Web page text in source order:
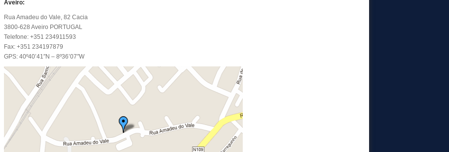
Aveiro:
Rua Amadeu do Vale, 82 Cacia
3800-628 Aveiro PORTUGAL
Telefone: +351 234911593
Fax: +351 234197879
GPS: 40º40’41″N – 8º36’07″W